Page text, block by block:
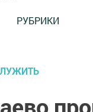
РУБРИКИ